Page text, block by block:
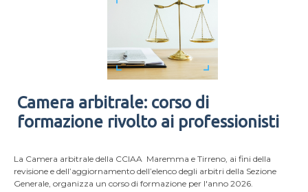
Camera arbitrale: corso di
formazione rivolto ai professionisti
La Camera arbitrale della CCIAA Maremma e Tirreno, ai fini della
revisione e dell’aggiornamento dell’elenco degli arbitri della Sezione
Generale, organizza un corso di formazione per l'anno 2026.